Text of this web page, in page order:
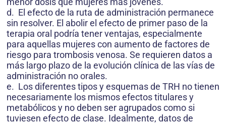
d. El efecto de la ruta de administración permanece
sin resolver. El abolir el efecto de primer paso de la
terapia oral podría tener ventajas, especialmente
para aquellas mujeres con aumento de factores de
riesgo para trombosis venosa. Se requieren datos a
más largo plazo de la evolución clínica de las vías de
administración no orales.
e. Los diferentes tipos y esquemas de TRH no tienen
necesariamente los mismos efectos titulares y
metabólicos y no deben ser agrupados como si
tuviesen efecto de clase. Idealmente, datos de